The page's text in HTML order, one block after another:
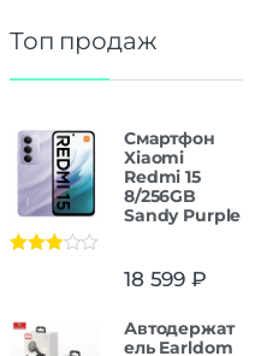
Топ продаж
Смартфон
Xiaomi
Redmi 15
8/256GB
Sandy Purple
18 599 ₽
Автодержат
ель Earldom